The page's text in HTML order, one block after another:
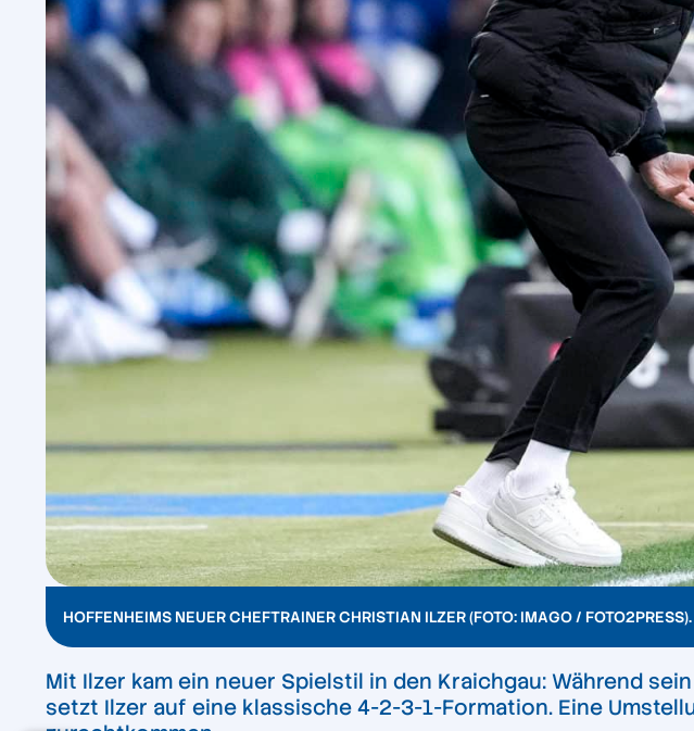
HOFFENHEIMS NEUER CHEFTRAINER CHRISTIAN ILZER (FOTO: IMAGO / FOTO2PRESS).
Mit Ilzer kam ein neuer Spielstil in den Kraichgau: Während
setzt Ilzer auf eine klassische 4-2-3-1-Formation. Eine